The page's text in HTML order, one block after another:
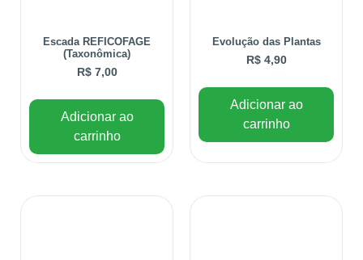
Escada REFICOFAGE
(Taxonômica)
R$7,00
Adicionar ao
carrinho
Evolução das Plantas
R$4,90
Adicionar ao
carrinho